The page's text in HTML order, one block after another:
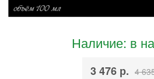
Наличие: в
3 476 р. 4